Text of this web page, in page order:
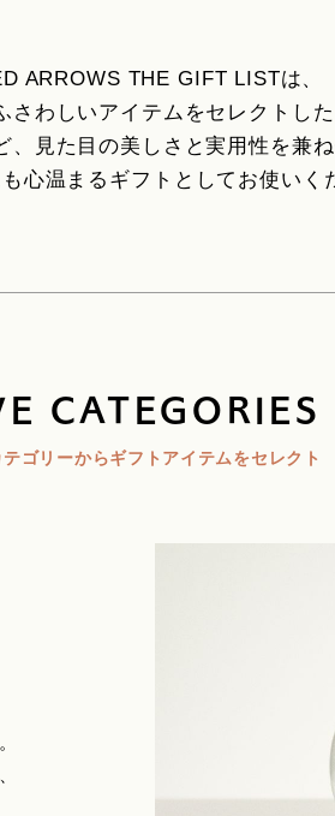
ARROWS THE GIFT LISTは、
わしいアイテムをセレクトした
見た目の美しさと実用性を兼
心温まるギフトとしてお使いく
CATEGORIES
ゴリーからギフトアイテムをセレクト